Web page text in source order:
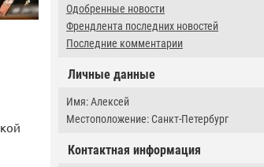
Одобренные новости
Френдлента последних новостей
Последние комментарии
Личные данные
Имя: Алексей
Местоположение: Санкт-Петербург
Контактная информация